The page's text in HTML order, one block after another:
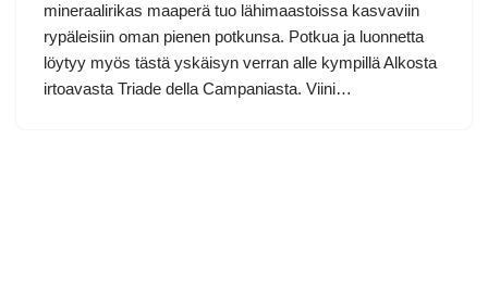
mineraalirikas maaperä tuo lähimaastoissa kasvaviin
rypäleisiin oman pienen potkunsa. Potkua ja luonnetta
löytyy myös tästä yskäisyn verran alle kympillä Alkosta
irtoavasta Triade della Campaniasta. Viini…